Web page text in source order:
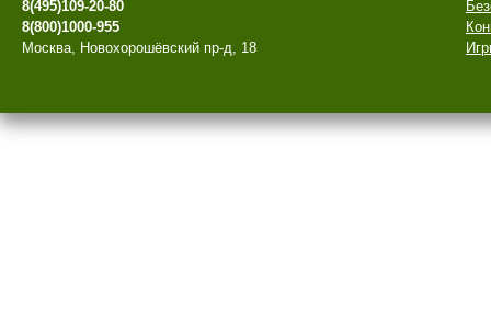
8(495)109-20-80
8(800)1000-955
Москва, Новохорошёвский пр-д, 18